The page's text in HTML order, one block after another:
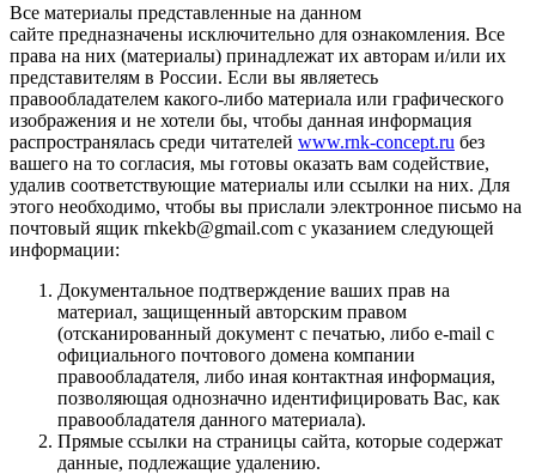
Все материалы представленные на данном
сайте предназначены исключительно для ознакомления. Все
права на них (материалы) принадлежат их авторам и/или их
представителям в России. Если вы являетесь
правообладателем какого-либо материала или графического
изображения и не хотели бы, чтобы данная информация
распространялась среди читателей www.rnk-concept.ru без
вашего на то согласия, мы готовы оказать вам содействие,
удалив соответствующие материалы или ссылки на них. Для
этого необходимо, чтобы вы прислали электронное письмо на
почтовый ящик rnkekb@gmail.com с указанием следующей
информации:
Документальное подтверждение ваших прав на
материал, защищенный авторским правом
(отсканированный документ с печатью, либо e-mail с
официального почтового домена компании
правообладателя, либо иная контактная информация,
позволяющая однозначно идентифицировать Вас, как
правообладателя данного материала).
Прямые ссылки на страницы сайта, которые содержат
данные, подлежащие удалению.